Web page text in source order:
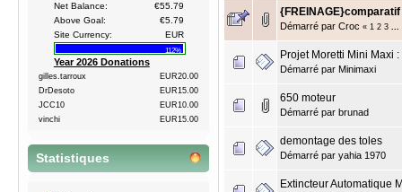
Net Balance:
€55.79
Above Goal:
€5.79
Site Currency:
EUR
112%
Year 2026 Donations
gilles.tarroux
EUR20.00
DrDesoto
EUR15.00
JCC10
EUR10.00
vinchi
EUR15.00
Statistiques
Démarré par Croc « 1 2 3 ...
Projet Moretti Mini Maxi
Démarré par Minimaxi
650 moteur
Démarré par brunad
demontage des toles
Démarré par yahia 1970
Extincteur Automatique